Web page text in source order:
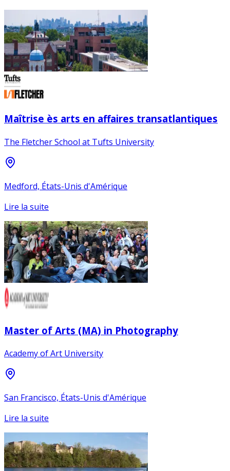
Maîtrise ès arts en affaires transatlantiques
The Fletcher School at Tufts University
Medford, États-Unis d'Amérique
Lire la suite
Master of Arts (MA) in Photography
Academy of Art University
San Francisco, États-Unis d'Amérique
Lire la suite